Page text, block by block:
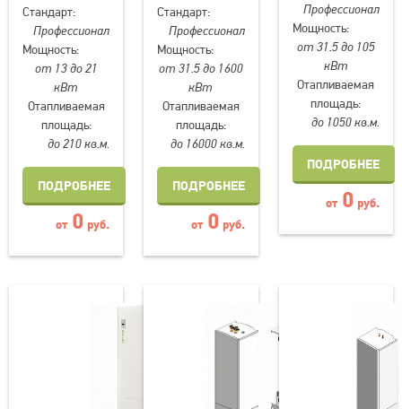
Стандарт:
Профессионал
Мощность:
от 13 до 21
кВт
Отапливаемая
площадь:
до 210 кв.м.
ПОДРОБНЕЕ
от 0 руб.
Стандарт:
Профессионал
Мощность:
от 31.5 до 1600
кВт
Отапливаемая
площадь:
до 16000 кв.м.
ПОДРОБНЕЕ
от 0 руб.
Профессионал
Мощность:
от 31.5 до 105
кВт
Отапливаемая
площадь:
до 1050 кв.м.
ПОДРОБНЕЕ
от 0 руб.